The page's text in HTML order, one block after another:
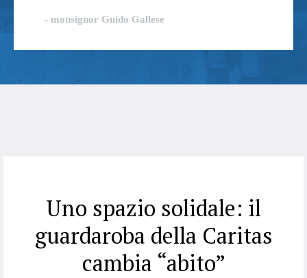
- monsignor Guido Gallese
Uno spazio solidale: il
guardaroba della Caritas
cambia “abito”